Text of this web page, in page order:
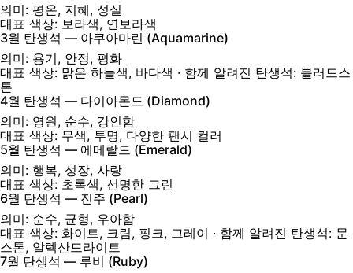
의미: 평온, 지혜, 성실
대표 색상: 보라색, 연보라색
3월 탄생석 — 아쿠아마린 (Aquamarine)
의미: 용기, 안정, 평화
대표 색상: 맑은 하늘색, 바다색 · 함께 알려진 탄생석: 블러드스
톤
4월 탄생석 — 다이아몬드 (Diamond)
의미: 영원, 순수, 강인함
대표 색상: 무색, 투명, 다양한 팬시 컬러
5월 탄생석 — 에메랄드 (Emerald)
의미: 행복, 성장, 사랑
대표 색상: 초록색, 선명한 그린
6월 탄생석 — 진주 (Pearl)
의미: 순수, 균형, 우아함
대표 색상: 화이트, 크림, 핑크, 그레이 · 함께 알려진 탄생석: 문
스톤, 알렉산드라이트
7월 탄생석 — 루비 (Ruby)